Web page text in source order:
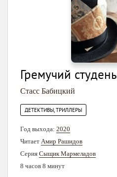
Гремучий студень
Стасс Бабицкий
ДЕТЕКТИВЫ, ТРИЛЛЕРЫ
Год выхода: 2020
Читает Амир Рашидов
Серия Сыщик Мармеладов
8 часов 8 минут